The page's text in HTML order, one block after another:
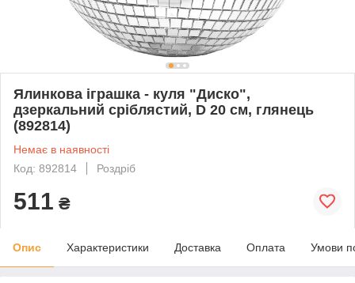
Ялинкова іграшка - куля "Диско",
дзеркальний сріблястий, D 20 см, глянець
(892814)
Немає в наявності
Код: 892814
Роздріб
511 ₴
Опис Характеристики Доставка Оплата Умови